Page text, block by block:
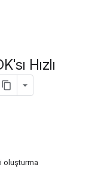
Hızlı
oluşturma